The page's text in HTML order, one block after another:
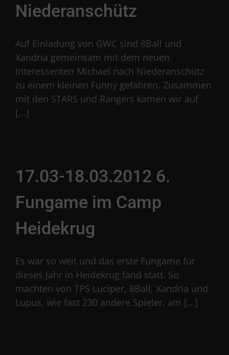
Niederanschütz
Auf Einladung von GWC sind 8Ball und
Xandria gemeinsam mit dem neuen
Interessenten Michael nach Niederanschütz
zu einem kleinen Funny gefahren. Zusammen
mit den STARS und Rangers kamen wir auf
[...]
17.03-18.03.2012 6.
Fungame im Camp
Heidekrug
Es war so weit und das erste Fungame für
dieses Jahr in Heidekrug fand statt. So
machten von TPS Luciper, 8Ball, Xandria und
Lupus, wie fast 230 andere Spieler, am [...]